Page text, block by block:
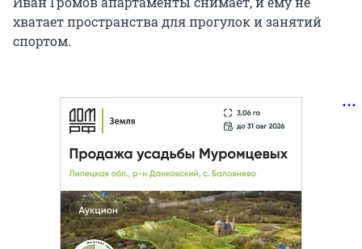
хватает пространства для прогулок и занятий
спортом.